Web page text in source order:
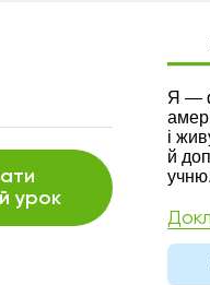
урок
Я —
і
й
учню.